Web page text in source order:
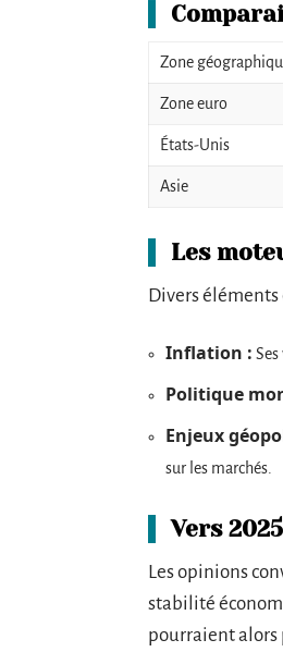
Zone
Zone euro
États-Unis
Asie
Les
Divers éléments
Inflation :
Politique
Enjeux
sur les marchés.
Vers
Les opinions
stabilité
pourraient alors